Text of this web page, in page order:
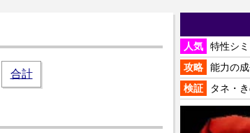
合計
人気
特性シ
攻略
能力の
検証
タネ・